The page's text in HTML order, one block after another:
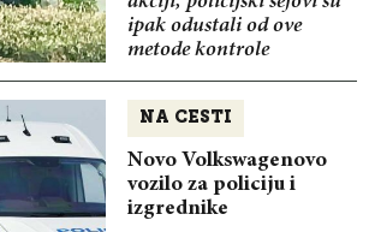
ipak odustali od ove
metode kontrole
NA CESTI
Novo Volkswagenovo
vozilo za policiju i
izgrednike